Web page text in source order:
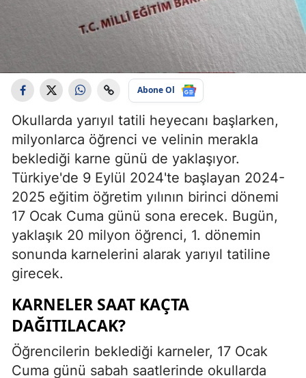
Abone Ol
Okullarda yarıyıl tatili heyecanı başlarken,
milyonlarca öğrenci ve velinin merakla
beklediği karne günü de yaklaşıyor.
Türkiye'de 9 Eylül 2024'te başlayan 2024-
2025 eğitim öğretim yılının birinci dönemi
17 Ocak Cuma günü sona erecek. Bugün,
yaklaşık 20 milyon öğrenci, 1. dönemin
sonunda karnelerini alarak yarıyıl tatiline
girecek.
KARNELER SAAT KAÇTA
DAĞITILACAK?
Öğrencilerin beklediği karneler, 17 Ocak
Cuma günü sabah saatlerinde okullarda